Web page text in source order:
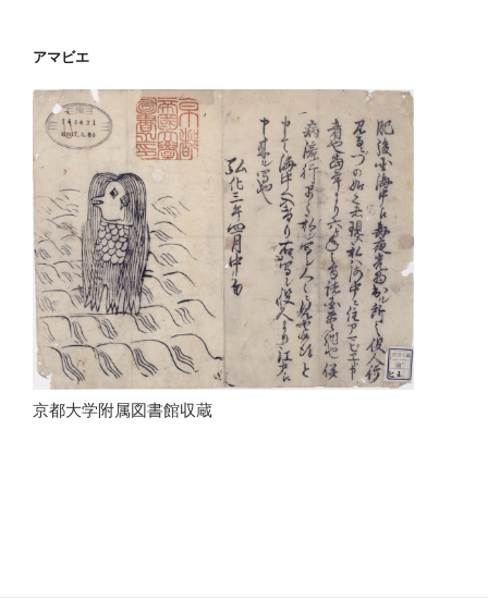
アマビエ
京都大学附属図書館収蔵